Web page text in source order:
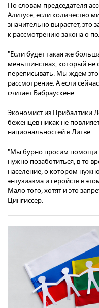
По словам председателя
Алитусе, если количество
значительно вырастет, это
к рассмотрению закона о
"Если будет такая же
меньшинствах, который не
переписывать. Мы ждем
рассмотрение. А если
считает Бабраускене.
Экономист из Прибалтики
беженцев никак не
национальностей в Литве.
"Мы бурно просим помощи
нужно позаботиться, в то
население, о котором
энтузиазма и геройств в
Мало того, хотят и это
Цингиссер.